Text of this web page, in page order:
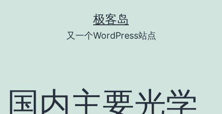
极客岛
又一个WordPress站点
国内主要光学